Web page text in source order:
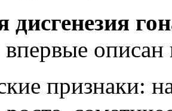
дисгенезия
описан
признаки: